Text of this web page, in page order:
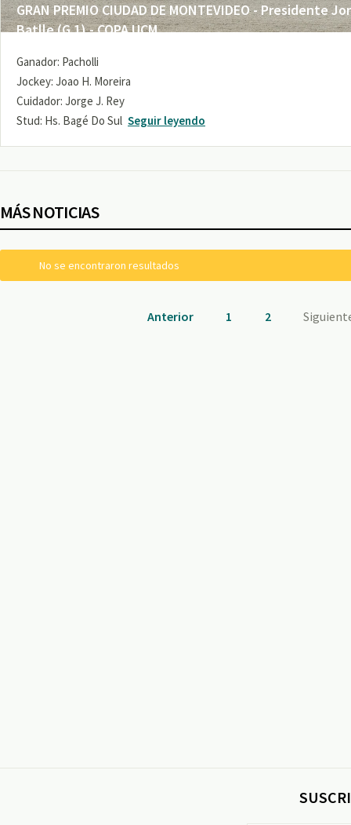
GRAN PREMIO CIUDAD DE MONTEVIDEO - Presidente
Batlle (G 1) - COPA UCM
Ganador: Pacholli
Jockey: Joao H. Moreira
Cuidador: Jorge J. Rey
Stud: Hs. Bagé Do Sul Seguir leyendo
MÁS NOTICIAS
No se encontraron resultados
Anterior 1 2